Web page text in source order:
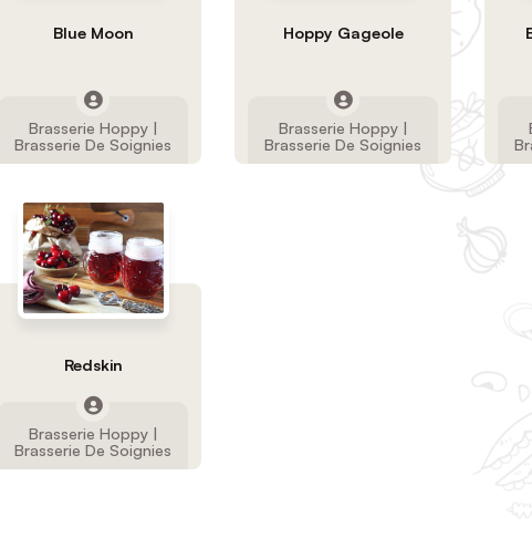
Blue Moon
Brasserie Hoppy |
Brasserie De Soignies
Hoppy Gageole
Brasserie Hoppy |
Brasserie De Soignies
Redskin
Brasserie Hoppy |
Brasserie De Soignies